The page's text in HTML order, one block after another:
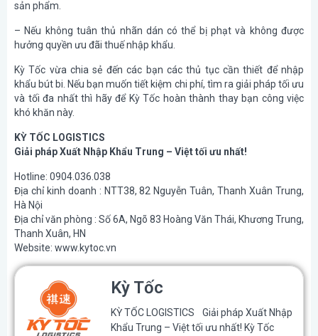
sản phẩm.
– Nếu không tuân thủ nhãn dán có thể bị phạt và không được
hưởng quyền ưu đãi thuế nhập khẩu.
Kỳ Tốc vừa chia sẻ đến các bạn các thủ tục cần thiết để nhập
khẩu bút bi. Nếu bạn muốn tiết kiệm chi phí, tìm ra giải pháp tối ưu
và tối đa nhất thì hãy để Kỳ Tốc hoàn thành thay bạn công việc
khó khăn này.
KỲ TỐC LOGISTICS
Giải pháp Xuất Nhập Khẩu Trung – Việt tối ưu nhất!
Hotline: 0904.036.038
Địa chỉ kinh doanh : NTT38, 82 Nguyễn Tuân, Thanh Xuân Trung,
Hà Nội
Địa chỉ văn phòng : Số 6A, Ngõ 83 Hoàng Văn Thái, Khương Trung,
Thanh Xuân, HN
Website: www.kytoc.vn
Kỳ Tốc
KỲ TỐC LOGISTICS Giải pháp Xuất Nhập
Khẩu Trung – Việt tối ưu nhất! Kỳ Tốc